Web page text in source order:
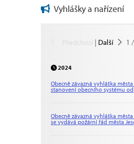
Vyhlášky a nařízení
| Další 1 /
2024
Obecně závazná vyhláška
stanovení obecního systému
Obecně závazná vyhláška
se vydává požární řád města